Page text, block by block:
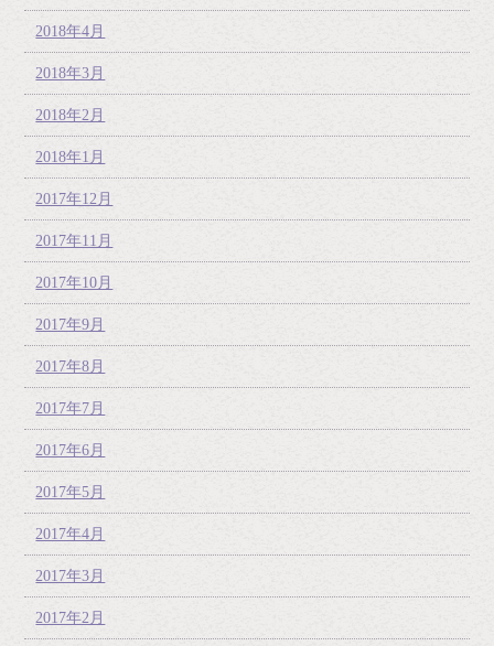
2018年4月
2018年3月
2018年2月
2018年1月
2017年12月
2017年11月
2017年10月
2017年9月
2017年8月
2017年7月
2017年6月
2017年5月
2017年4月
2017年3月
2017年2月